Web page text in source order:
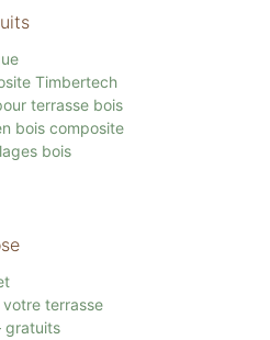
Timbertech
terrasse bois
bois composite
bois
terrasse
gratuits